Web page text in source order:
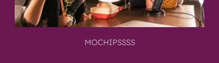
MOCHIPSSSS